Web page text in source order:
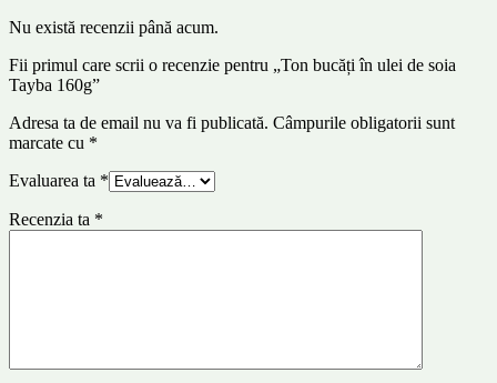
Nu există recenzii până acum.
Fii primul care scrii o recenzie pentru „Ton bucăți în ulei de soia
Tayba 160g”
Adresa ta de email nu va fi publicată. Câmpurile obligatorii sunt
marcate cu *
Evaluarea ta *
Recenzia ta *